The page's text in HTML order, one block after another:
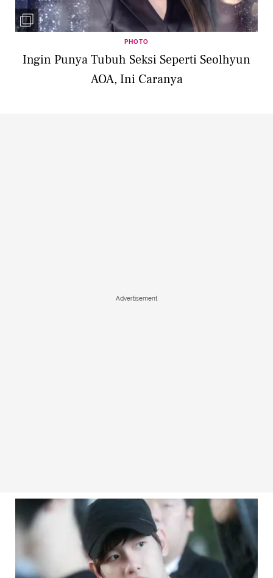
PHOTO
Ingin Punya Tubuh Seksi Seperti Seolhyun
AOA, Ini Caranya
Advertisement